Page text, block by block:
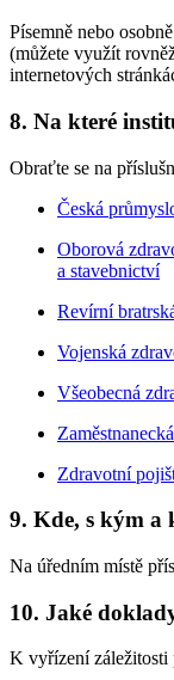
Písemně nebo
(můžete využít
internetových
8. Na které
Obraťte se na
Česká
Oborová
a stavebnictví
Revírní
Vojenská
Všeobecná
Zdravotní
9. Kde, s kým a
Na úředním místě
10. Jaké
K vyřízení záležitosti